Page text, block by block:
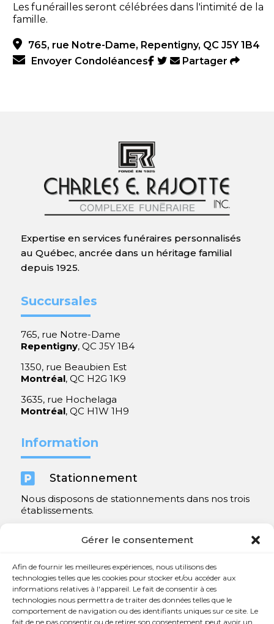
Gérer le consentement
Afin de fournir les meilleures expériences, nous utilisons des
technologies telles que les cookies pour stocker et/ou accéder aux
informations relatives à l'appareil. Le fait de consentir à ces
technologies nous permettra de traiter des données telles que le
comportement de navigation ou des identifiants uniques sur ce site. Le
fait de ne pas consentir ou de retirer son consentement peut avoir un
Les funérailles seront célébrées dans l'intimité de la
famille.
765, rue Notre-Dame, Repentigny, QC J5Y 1B4
Envoyer Condoléances
Partager
Expertise en services funéraires personnalisés
au Québec, ancrée dans un héritage familial
depuis 1925.
Succursales
765, rue Notre-Dame
Repentigny, QC J5Y 1B4
1350, rue Beaubien Est
Montréal, QC H2G 1K9
3635, rue Hochelaga
Montréal, QC H1W 1H9
Information
 Stationnement
Nous disposons de stationnements dans nos trois
établissements.
Contact
 450 654-3342
info@charlesrajotte.com